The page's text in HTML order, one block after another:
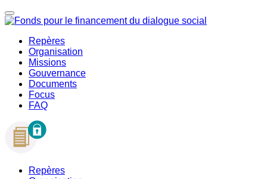
Repères
Organisation
Missions
Gouvernance
Documents
Focus
FAQ
Repères